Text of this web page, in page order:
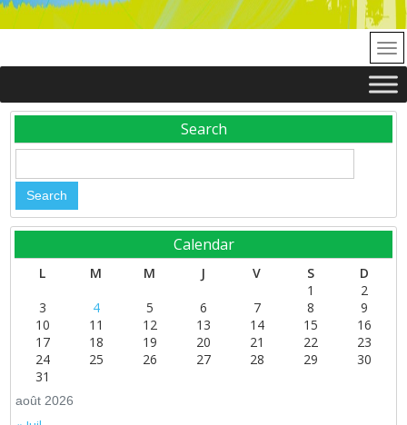
Search
Calendar
août 2026
L M M J V S
D
1
2
3
4 5 6 7 8
9
10
11 12 13 14 15
16
17
18 19 20 21 22
23
24
25 26 27 28 29
30
31